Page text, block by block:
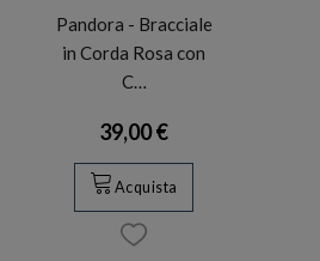
Pandora - Bracciale
in Corda Rosa con
C…
39,00 €
Acquista